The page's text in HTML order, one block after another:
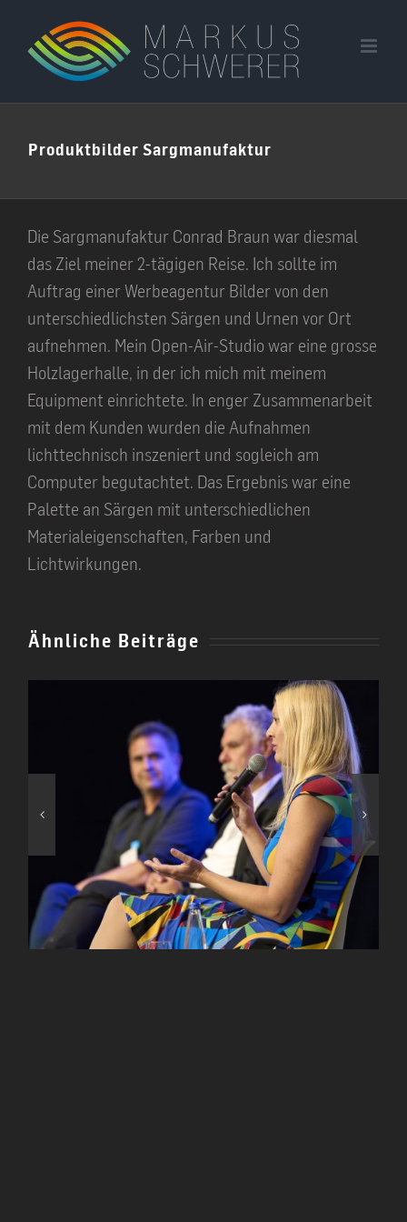
Inhalt
springen
Produktbilder Sargmanufaktur
Die Sargmanufaktur Conrad Braun war diesmal
das Ziel meiner 2-tägigen Reise. Ich sollte im
Auftrag einer Werbeagentur Bilder von den
unterschiedlichsten Särgen und Urnen vor Ort
aufnehmen. Mein Open-Air-Studio war eine grosse
Holzlagerhalle, in der ich mich mit meinem
Equipment einrichtete. In enger Zusammenarbeit
mit dem Kunden wurden die Aufnahmen
lichttechnisch inszeniert und sogleich am
Computer begutachtet. Das Ergebnis war eine
Palette an Särgen mit unterschiedlichen
Materialeigenschaften, Farben und
Lichtwirkungen.
Ähnliche Beiträge
Baukultur am Abend